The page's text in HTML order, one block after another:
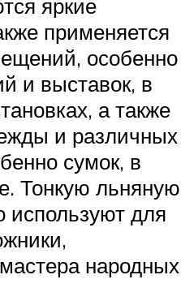
яркие
применяется
особенно
и выставок, в
а также
и различных
сумок, в
Тонкую льняную
используют для
народных